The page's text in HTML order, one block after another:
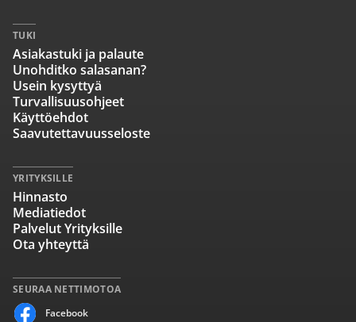
SEURAA NETTIMOTOA
Facebook
TUKI
Asiakastuki ja palaute
Unohditko salasanan?
Usein kysyttyä
Turvallisuusohjeet
Käyttöehdot
Saavutettavuusseloste
YRITYKSILLE
Hinnasto
Mediatiedot
Palvelut Yrityksille
Ota yhteyttä